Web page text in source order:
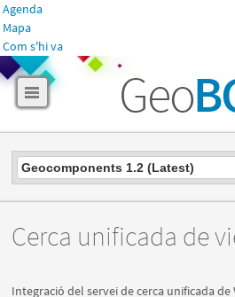
Agenda
Mapa
Com s'hi va
Geo
Cerca unificada de
Integració del servei de cerca unificada de